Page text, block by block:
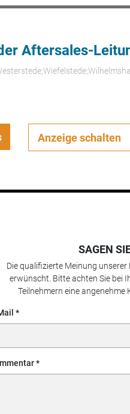
Aftersales-
Anzeige schalten
SAGEN
Die qualifizierte Meinung
erwünscht. Bitte achten Sie bei
Teilnehmern eine